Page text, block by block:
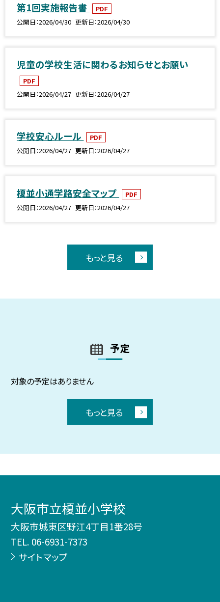
第1回実施報告書
PDF
公開日 2026/04/30 更新日 2026/04/30
児童の学校生活に関わるお知らせとお願い
PDF
公開日 2026/04/27 更新日 2026/04/27
学校安心ルール
PDF
公開日 2026/04/27 更新日 2026/04/27
榎並小通学路安全マップ
PDF
公開日 2026/04/27 更新日 2026/04/27
もっと見る
予定
対象の予定はありません
もっと見る
大阪市立榎並小学校
大阪市城東区野江4丁目1番28号
TEL. 06-6931-7373
サイトマップ